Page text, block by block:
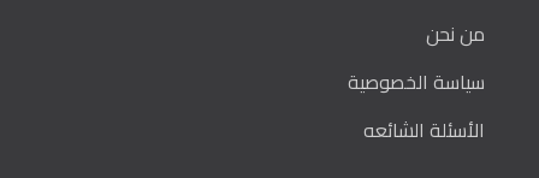
من نحن
سياسة الخصوصية
الأسئلة الشائعه